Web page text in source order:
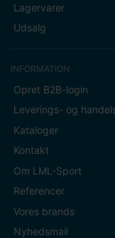
Lagervarer
Udsalg
INFORMATION
Opret B2B-login
Leverings- og
Kataloger
Kontakt
Om LML-Sport
Referencer
Vores brands
Nyhedsmail